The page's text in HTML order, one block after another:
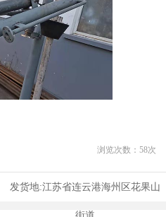
浏览次数： 58次
发货地:江苏省连云港海州区花果山